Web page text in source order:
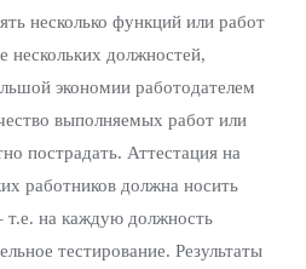
несколько функций или работ
должностей,
экономии работодателем
выполняемых работ или
пострадать. Аттестация на
работников должна носить
на каждую должность
тестирование. Результаты